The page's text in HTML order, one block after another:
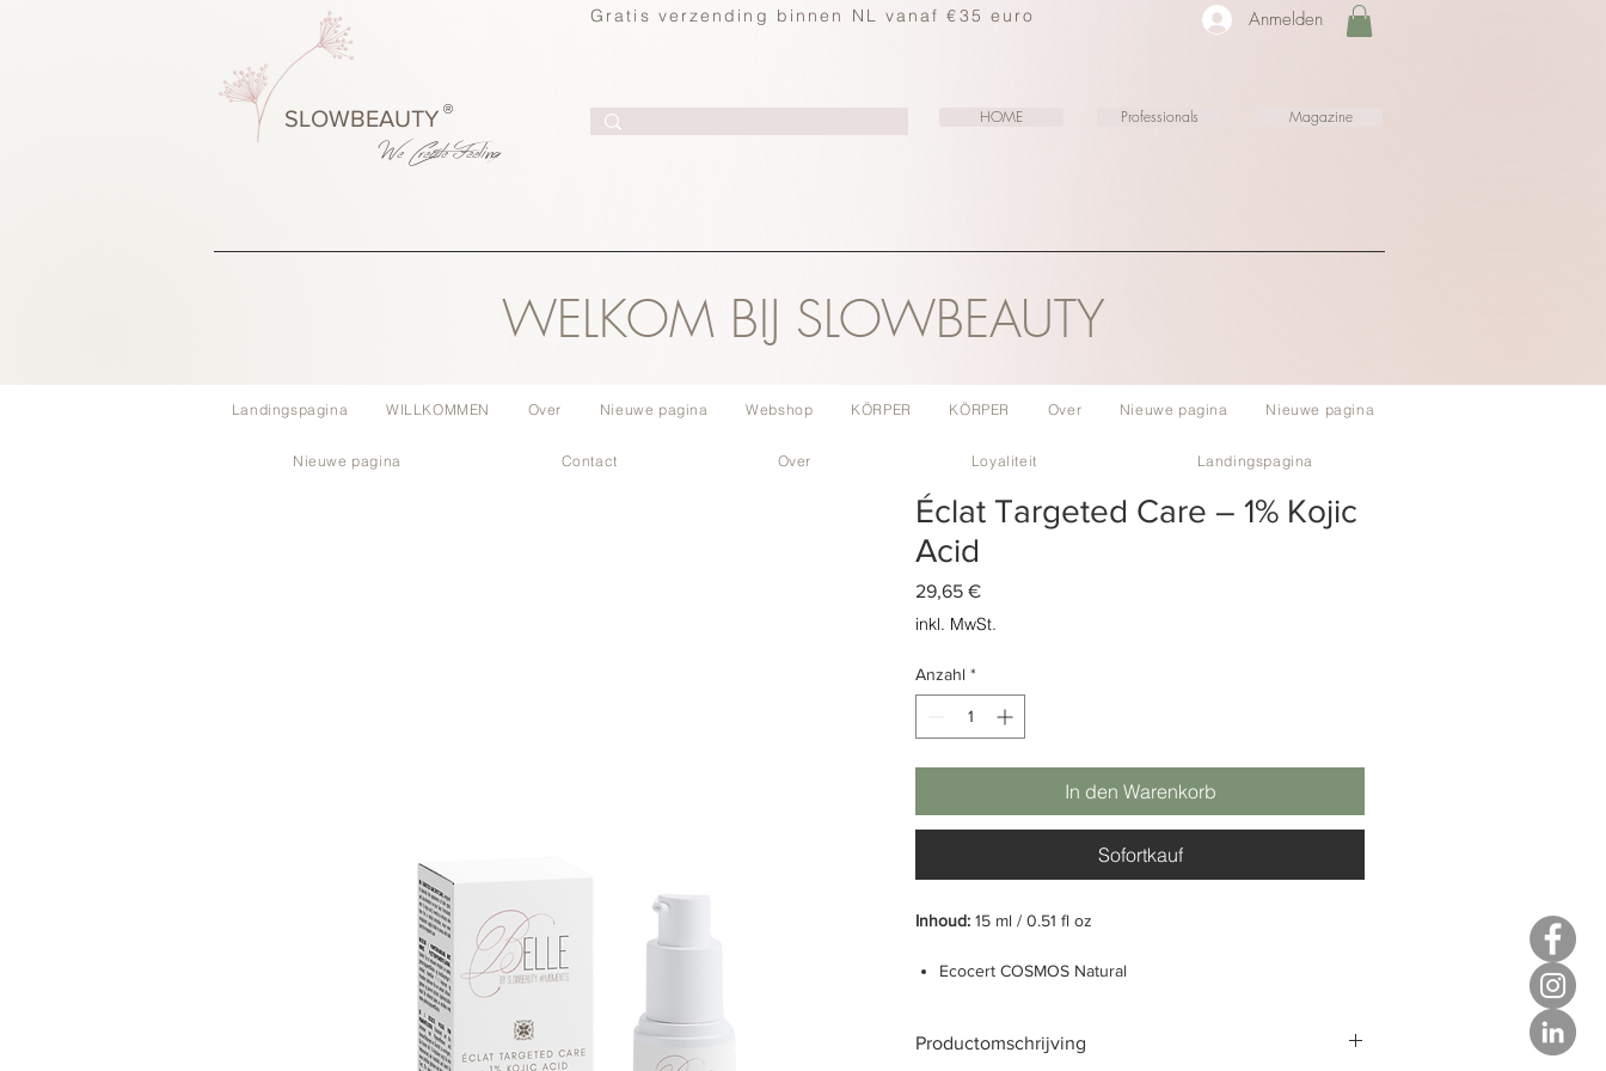
Gratis verzending binnen NL vanaf €35 euro Anmelden
®
SLOWBEAUTY
We CreateFeeling
HOME Professionals Magazine
WELKOM BIJ SLOWBEAUTY
Landingspagina WILLKOMMEN Over Nieuwe pagina Webshop KÖRPER KÖRPER Over Nieuwe pagina Nieuwe pagina
Nieuwe pagina Contact Over Loyaliteit Landingspagina
Éclat Targeted Care – 1% Kojic
Acid
29,65 €Preis
inkl. MwSt.
Anzahl *
In den Warenkorb
Sofortkauf
Inhoud: 15 ml / 0.51 fl oz
Ecocert COSMOS Natural
Natuurlijk oorsprong van totaal
Productomschrijving